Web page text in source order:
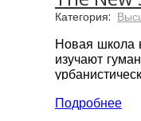
Категория:
Новая школа
изучают
художников и
Подробнее